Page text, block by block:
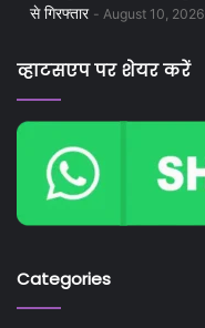
से गिरफ्तार
August 10, 2026
व्हाटसएप पर शेयर करें
Categories